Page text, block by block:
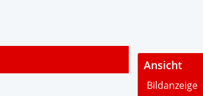
- Ansicht
Bildanzeige